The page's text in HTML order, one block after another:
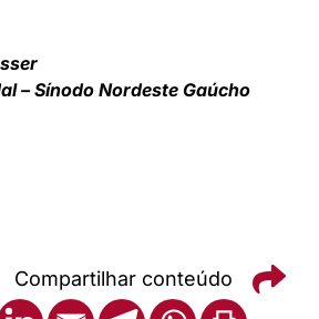
– Sínodo Nordeste Gaúcho
Compartilhar conteúdo